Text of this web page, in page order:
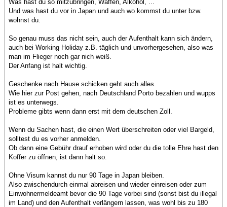
Was hast du so mitzubringen, Waffen, Alkohol, ...
Und was hast du vor in Japan und auch wo kommst du unter bzw.
wohnst du.
So genau muss das nicht sein, auch der Aufenthalt kann sich ändern,
auch bei Working Holiday z.B. täglich und unvorhergesehen, also was
man im Flieger noch gar nich weiß.
Der Anfang ist halt wichtig.
Geschenke nach Hause schicken geht auch alles.
Wie hier zur Post gehen, nach Deutschland Porto bezahlen und wupps
ist es unterwegs.
Probleme gibts wenn dann erst mit dem deutschen Zoll.
Wenn du Sachen hast, die einen Wert überschreiten oder viel Bargeld,
solltest du es vorher anmelden.
Ob dann eine Gebühr drauf erhoben wird oder du die tolle Ehre hast den
Koffer zu öffnen, ist dann halt so.
Ohne Visum kannst du nur 90 Tage in Japan bleiben.
Also zwischendurch einmal abreisen und wieder einreisen oder zum
Einwohnermeldeamt bevor die 90 Tage vorbei sind (sonst bist du illegal
im Land) und den Aufenthalt verlängern lassen, was wohl bis zu 180